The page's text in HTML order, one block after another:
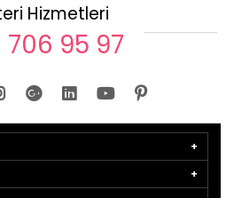
Hizmetleri
706 95 97